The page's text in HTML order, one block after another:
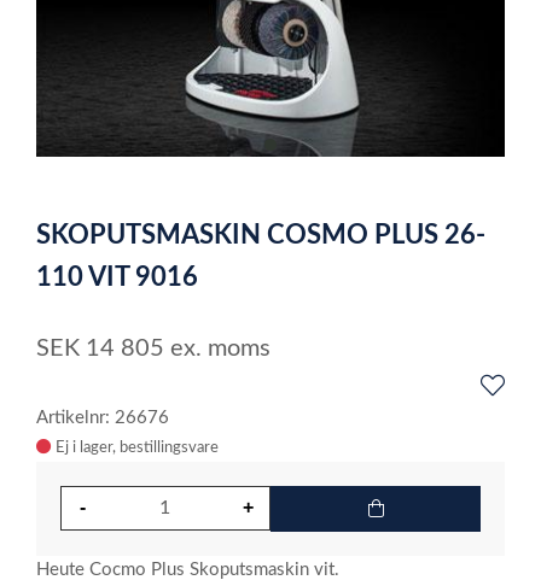
item
of
1
SKOPUTSMASKIN COSMO PLUS 26-
110 VIT 9016
SEK 14 805 ex. moms
Artikelnr: 26676
Ej i lager
Heute Cocmo Plus Skoputsmaskin vit.